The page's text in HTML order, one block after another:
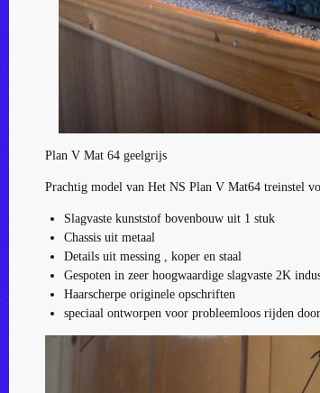
Plan V Mat 64 geelgrijs
Prachtig model van Het NS Plan V Mat64 treinstel
Slagvaste kunststof bovenbouw uit 1 stuk
Chassis uit metaal
Details uit messing , koper en staal
Gespoten in zeer hoogwaardige slagvaste 2K
Haarscherpe originele opschriften
speciaal ontworpen voor probleemloos rijden